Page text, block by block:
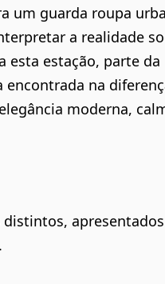
um guarda roupa
a realidade
esta estação, parte da
encontrada na
moderna,